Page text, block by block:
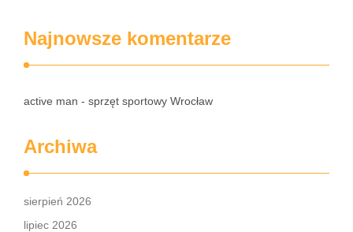
Najnowsze komentarze
active man - sprzęt sportowy Wrocław
Archiwa
sierpień 2026
lipiec 2026